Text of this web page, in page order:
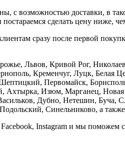
с возможностью доставки, в
сделать цену ниже,
сразу после первой
Львов, Кривой Рог,
Кременчуг, Луцк, Белая
Первомайск,
Ахтырка, Изюм, Марганец,
Дубно, Нетешин, Буча,
Синельниково, а также
Instagram и мы поможем